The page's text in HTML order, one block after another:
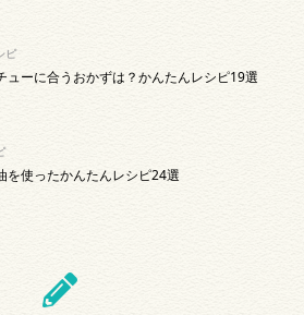
ピ
ューに合うおかずは？かんたんレシピ19選
を使ったかんたんレシピ24選